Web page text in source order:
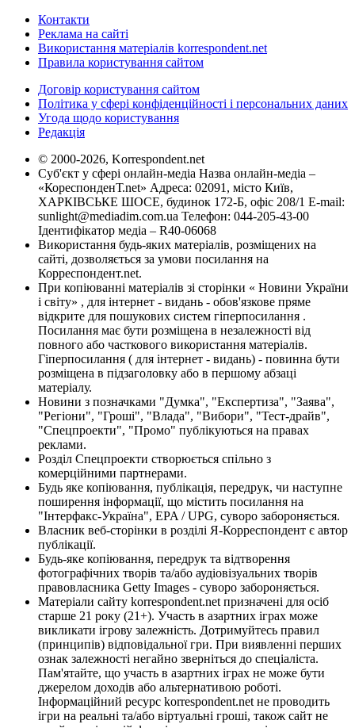
Контакти
Реклама на сайті
Використання матеріалів korrespondent.net
Правила користування сайтом
Договір користування сайтом
Політика у сфері конфіденційності і персональних даних
Угода щодо користування
Редакція
© 2000-2026, Korrespondent.net
Суб'єкт у сфері онлайн-медіа Назва онлайн-медіа –
«КореспонденТ.net» Адреса: 02091, місто Київ,
ХАРКІВСЬКЕ ШОСЕ, будинок 172-Б, офіс 208/1 E-mail:
sunlight@mediadim.com.ua Телефон: 044-205-43-00
Ідентифікатор медіа – R40-06068
Використання будь-яких матеріалів, розміщених на
сайті, дозволяється за умови посилання на
Корреспондент.net.
При копіюванні матеріалів зі сторінки « Новини України
і світу» , для інтернет - видань - обов'язкове пряме
відкрите для пошукових систем гіперпосилання .
Посилання має бути розміщена в незалежності від
повного або часткового використання матеріалів.
Гіперпосилання ( для інтернет - видань) - повинна бути
розміщена в підзаголовку або в першому абзаці
матеріалу.
Новини з позначками "Думка", "Експертиза", "Заява",
"Регіони", "Гроші", "Влада", "Вибори", "Тест-драйв",
"Спецпроекти", "Промо" публікуються на правах
реклами.
Розділ Спецпроекти створюється спільно з
комерційними партнерами.
Будь яке копіювання, публікація, передрук, чи наступне
поширення інформації, що містить посилання на
"Інтерфакс-Україна", EPA / UPG, суворо забороняється.
Власник веб-сторінки в розділі Я-Корреспондент є автор
публікації.
Будь-яке копіювання, передрук та відтворення
фотографічних творів та/або аудіовізуальних творів
правовласника Getty Images - суворо забороняється.
Матеріали сайту korrespondent.net призначені для осіб
старше 21 року (21+). Участь в азартних іграх може
викликати ігрову залежність. Дотримуйтесь правил
(принципів) відповідальної гри. При виявленні перших
ознак залежності негайно зверніться до спеціаліста.
Пам'ятайте, що участь в азартних іграх не може бути
джерелом доходів або альтернативою роботі.
Інформаційний ресурс korrespondent.net не проводить
ігри на реальні та/або віртуальні гроші, також сайт не